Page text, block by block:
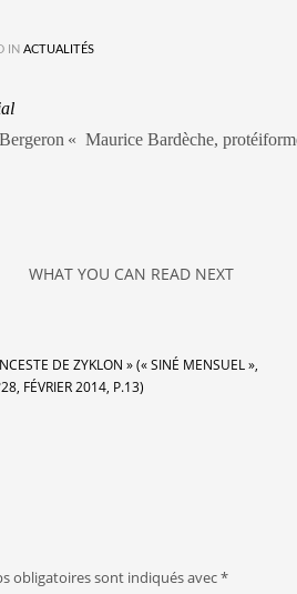
IN ACTUALITÉS
« Maurice Bardèche,
WHAT YOU CAN READ NEXT
DE ZYKLON » (« SINÉ MENSUEL »,
FÉVRIER 2014, P.13)
obligatoires sont indiqués avec*